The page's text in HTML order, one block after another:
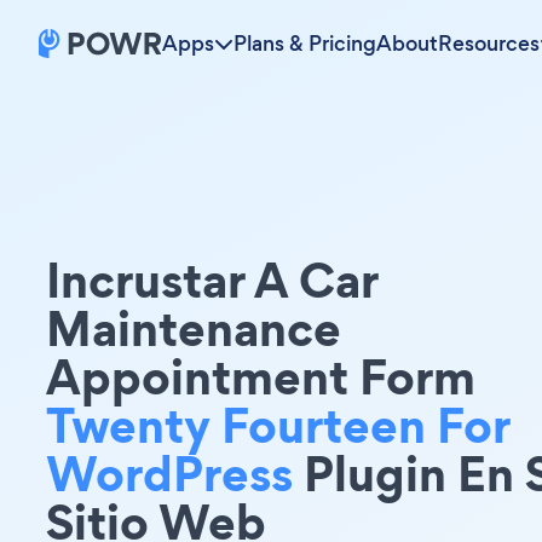
Apps Plans & PricingAboutResources
Incrustar A Car
Maintenance
Appointment Form
Twenty Fourteen For
WordPress Plugin En
Sitio Web